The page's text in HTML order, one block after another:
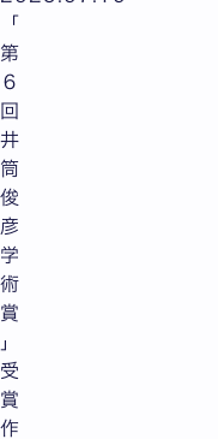
「
第
６
回
井
筒
俊
彦
学
術
賞
」
受
賞
作